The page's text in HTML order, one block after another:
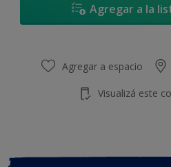
Agregar a la
Agregar a espacio
Visualizá este